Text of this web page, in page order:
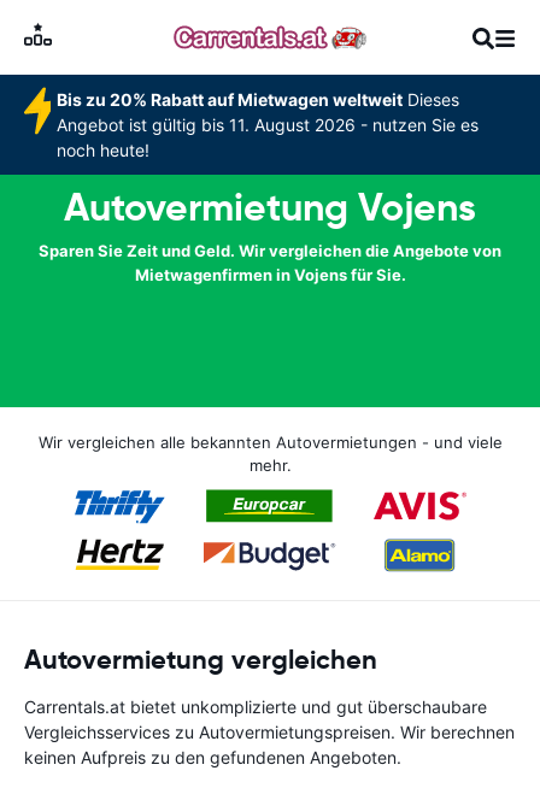
Bis zu 20% Rabatt auf Mietwagen weltweitDieses
Angebot ist gültig bis 11. August 2026 - nutzen Sie es
noch heute!
Autovermietung Vojens
Sparen Sie Zeit und Geld. Wir vergleichen die Angebote von
Mietwagenfirmen in Vojens für Sie.
Wir vergleichen alle bekannten Autovermietungen - und viele
mehr.
Autovermietung vergleichen
Carrentals.at bietet unkomplizierte und gut überschaubare
Vergleichsservices zu Autovermietungspreisen. Wir berechnen
keinen Aufpreis zu den gefundenen Angeboten.